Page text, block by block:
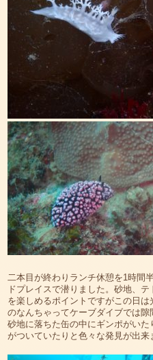
二本目が終わりランチ休憩を1時間
ドプレイスで潜りました。砂地、
を楽しめるポイントですがこの日
のなんちゃってケーブダイブでは隙
砂地に落ちた缶の中にギンポがい
がついていたりと色々な発見が出来